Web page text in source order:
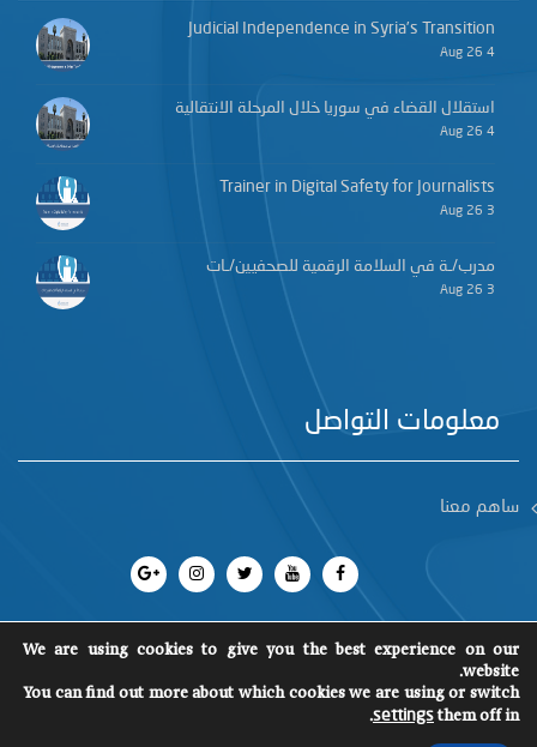
Judicial Independence in Syria’s Transition
4 Aug 26
استقلال القضاء في سوريا خلال المرحلة الانتقالية
4 Aug 26
Trainer in Digital Safety for Journalists
3 Aug 26
مدرب/ـة في السلامة الرقمية للصحفيين/ـات
3 Aug 26
معلومات التواصل
ساهم معنا
جميع الحقوق محفوظة 2018 SCM
©
We are using cookies to give you the best experience on our
website.
You can find out more about which cookies we are using or switch
them off in
settings
.